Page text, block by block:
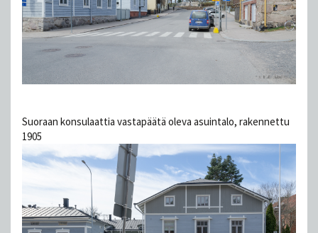
Suoraan konsulaattia vastapäätä oleva asuintalo, rakennettu
1905